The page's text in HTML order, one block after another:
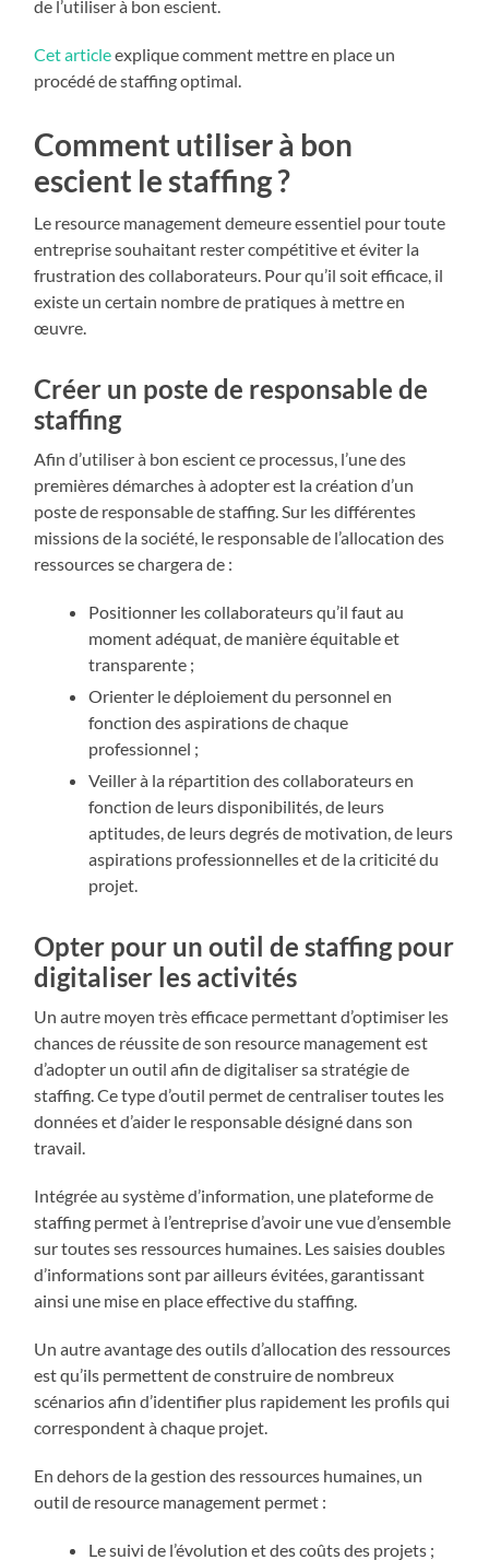
de l’utiliser à bon escient.
Cet articleexplique comment mettre en place un
procédé de staffing optimal.
Comment utiliser à bon
escient le staffing ?
Le resource management demeure essentiel pour toute
entreprise souhaitant rester compétitive et éviter la
frustration des collaborateurs. Pour qu’il soit efficace, il
existe un certain nombre de pratiques à mettre en
œuvre.
Créer un poste de responsable de
staffing
Afin d’utiliser à bon escient ce processus, l’une des
premières démarches à adopter est la création d’un
poste de responsable de staffing. Sur les différentes
missions de la société, le responsable de l’allocation des
ressources se chargera de :
Positionner les collaborateurs qu’il faut au
moment adéquat, de manière équitable et
transparente ;
Orienter le déploiement du personnel en
fonction des aspirations de chaque
professionnel ;
Veiller à la répartition des collaborateurs en
fonction de leurs disponibilités, de leurs
aptitudes, de leurs degrés de motivation, de leurs
aspirations professionnelles et de la criticité du
projet.
Opter pour un outil de staffing pour
digitaliser les activités
Un autre moyen très efficace permettant d’optimiser les
chances de réussite de son resource management est
d’adopter un outil afin de digitaliser sa stratégie de
staffing. Ce type d’outil permet de centraliser toutes les
données et d’aider le responsable désigné dans son
travail.
Intégrée au système d’information, une plateforme de
staffing permet à l’entreprise d’avoir une vue d’ensemble
sur toutes ses ressources humaines. Les saisies doubles
d’informations sont par ailleurs évitées, garantissant
ainsi une mise en place effective du staffing.
Un autre avantage des outils d’allocation des ressources
est qu’ils permettent de construire de nombreux
scénarios afin d’identifier plus rapidement les profils qui
correspondent à chaque projet.
En dehors de la gestion des ressources humaines, un
outil de resource management permet :
Le suivi de l’évolution et des coûts des projets ;